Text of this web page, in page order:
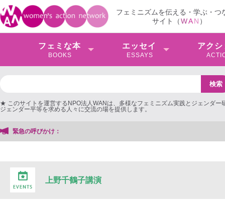
フェミニズムを伝える・学ぶ・つ
サイト（WAN ）
フェミな本
BOOKS
エッセイ
ESSAYS
アクシ
★ このサイトを運営するNPO法人WANは、多様なフェミニズム実践とジェンダー
ジェンダー平等を求める人々に交流の場を提供します。
緊急の呼びかけ：
上野千鶴子講演